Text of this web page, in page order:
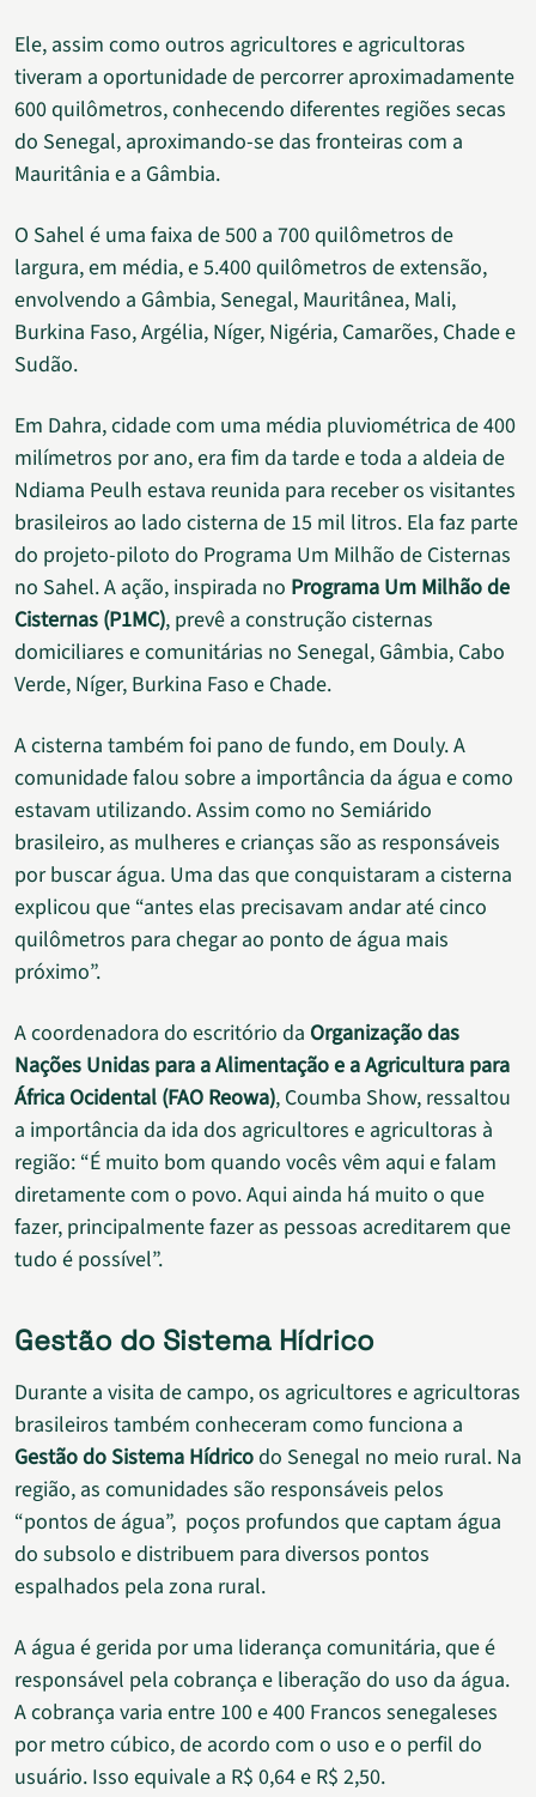
Ele, assim como outros agricultores e agricultoras
tiveram a oportunidade de percorrer aproximadamente
600 quilômetros, conhecendo diferentes regiões secas
do Senegal, aproximando-se das fronteiras com a
Mauritânia e a Gâmbia.
O Sahel é uma faixa de 500 a 700 quilômetros de
largura, em média, e 5.400 quilômetros de extensão,
envolvendo a Gâmbia, Senegal, Mauritânea, Mali,
Burkina Faso, Argélia, Níger, Nigéria, Camarões, Chade e
Sudão.
Em Dahra, cidade com uma média pluviométrica de 400
milímetros por ano, era fim da tarde e toda a aldeia de
Ndiama Peulh estava reunida para receber os visitantes
brasileiros ao lado cisterna de 15 mil litros. Ela faz parte
do projeto-piloto do Programa Um Milhão de Cisternas
no Sahel. A ação, inspirada no Programa Um Milhão de
Cisternas (P1MC), prevê a construção cisternas
domiciliares e comunitárias no Senegal, Gâmbia, Cabo
Verde, Níger, Burkina Faso e Chade.
A cisterna também foi pano de fundo, em Douly. A
comunidade falou sobre a importância da água e como
estavam utilizando. Assim como no Semiárido
brasileiro, as mulheres e crianças são as responsáveis
por buscar água. Uma das que conquistaram a cisterna
explicou que “antes elas precisavam andar até cinco
quilômetros para chegar ao ponto de água mais
próximo”.
A coordenadora do escritório da Organização das
Nações Unidas para a Alimentação e a Agricultura para
África Ocidental (FAO Reowa), Coumba Show, ressaltou
a importância da ida dos agricultores e agricultoras à
região: “É muito bom quando vocês vêm aqui e falam
diretamente com o povo. Aqui ainda há muito o que
fazer, principalmente fazer as pessoas acreditarem que
tudo é possível”.
Gestão do Sistema Hídrico
Durante a visita de campo, os agricultores e agricultoras
brasileiros também conheceram como funciona a
Gestão do Sistema Hídricodo Senegal no meio rural. Na
região, as comunidades são responsáveis pelos
“pontos de água”, poços profundos que captam água
do subsolo e distribuem para diversos pontos
espalhados pela zona rural.
A água é gerida por uma liderança comunitária, que é
responsável pela cobrança e liberação do uso da água.
A cobrança varia entre 100 e 400 Francos senegaleses
por metro cúbico, de acordo com o uso e o perfil do
usuário. Isso equivale a R$ 0,64 e R$ 2,50.